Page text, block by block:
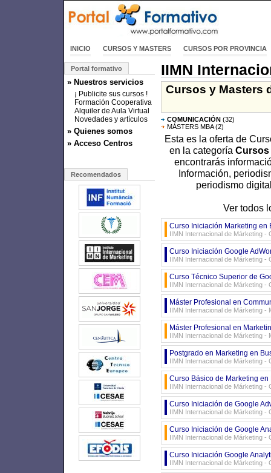
INICIO CURSOS Y MASTERS CURSOS POR PROVINCIA
Portal formativo
» Nuestros servicios
¡ Publicite sus cursos !
Formación Cooperativa
Alquiler de Aula Virtual
Novedades y artículos
» Quienes somos
» Acceso Centros
Recomendados
IIMN
Cursos y Masters
COMUNICACIÓN (32)
MÁSTERS MBA(2)
Esta es la oferta de
en la categoría Cursos
encontrarás
Información,
periodismo
Ver todos
Curso Iniciación Marketing en
IIMN Internacional de Márketing -
Curso Iniciación Google
IIMN Internacional de Márketing -
Curso Técnico Superior de
IIMN Internacional de Márketing -
Máster Profesional en
IIMN Internacional de Márketing -
Máster Profesional en
IIMN Internacional de Márketing
Postgrado en Marketing en
IIMN Internacional de Márketing -
Curso Básico de Marketing
IIMN Internacional de Márketing -
Curso Iniciación de Google
IIMN Internacional de Márketing -
Curso Iniciación de Google
IIMN Internacional de Márketing -
Curso Iniciación Google
IIMN Internacional de Márketing -